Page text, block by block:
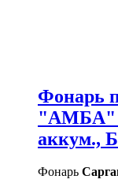
Фонарь
"АМБА"
аккум.,
Фонарь